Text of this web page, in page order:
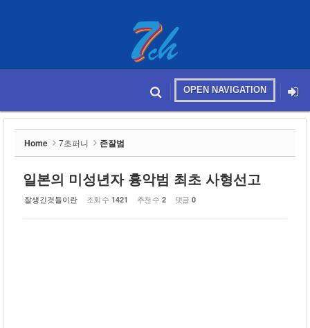
메뉴 건너뛰기
OPEN NAVIGATION
본문시작
Home 7초퍼니 존잘범
일본의 미성년자 흉악범 최초 사형선고
잘생긴것들이란 조회 수 1421 추천 수 2 댓글 0
Sketchbook5, 스케치북5
Sketchbook5, 스케치북5